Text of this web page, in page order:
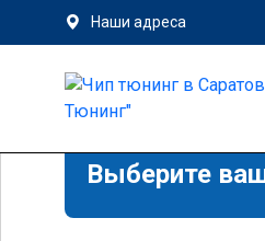
Наши адреса
Выберите